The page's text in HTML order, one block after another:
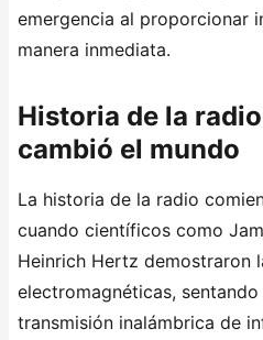
emergencia al proporcionar
manera inmediata.
Historia de la
cambió el mundo
La historia de la radio
cuando científicos como
Heinrich Hertz demostraron
electromagnéticas,
transmisión inalámbrica de